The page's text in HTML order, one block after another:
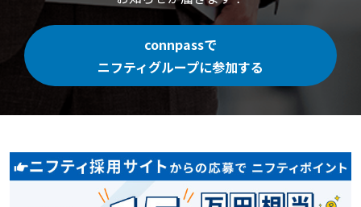
connpassで
ニフティグループに参加する